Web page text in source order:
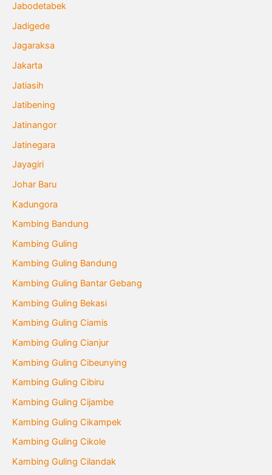
Jabodetabek
Jadigede
Jagaraksa
Jakarta
Jatiasih
Jatibening
Jatinangor
Jatinegara
Jayagiri
Johar Baru
Kadungora
Kambing Bandung
Kambing Guling
Kambing Guling Bandung
Kambing Guling Bantar Gebang
Kambing Guling Bekasi
Kambing Guling Ciamis
Kambing Guling Cianjur
Kambing Guling Cibeunying
Kambing Guling Cibiru
Kambing Guling Cijambe
Kambing Guling Cikampek
Kambing Guling Cikole
Kambing Guling Cilandak